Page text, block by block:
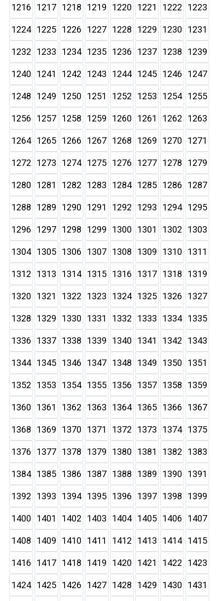
1216 1217 1218 1219 1220 1221 1222 1223
1224 1225 1226 1227 1228 1229 1230 1231
1232 1233 1234 1235 1236 1237 1238 1239
1240 1241 1242 1243 1244 1245 1246 1247
1248 1249 1250 1251 1252 1253 1254 1255
1256 1257 1258 1259 1260 1261 1262 1263
1264 1265 1266 1267 1268 1269 1270 1271
1272 1273 1274 1275 1276 1277 1278 1279
1280 1281 1282 1283 1284 1285 1286 1287
1288 1289 1290 1291 1292 1293 1294 1295
1296 1297 1298 1299 1300 1301 1302 1303
1304 1305 1306 1307 1308 1309 1310 1311
1312 1313 1314 1315 1316 1317 1318 1319
1320 1321 1322 1323 1324 1325 1326 1327
1328 1329 1330 1331 1332 1333 1334 1335
1336 1337 1338 1339 1340 1341 1342 1343
1344 1345 1346 1347 1348 1349 1350 1351
1352 1353 1354 1355 1356 1357 1358 1359
1360 1361 1362 1363 1364 1365 1366 1367
1368 1369 1370 1371 1372 1373 1374 1375
1376 1377 1378 1379 1380 1381 1382 1383
1384 1385 1386 1387 1388 1389 1390 1391
1392 1393 1394 1395 1396 1397 1398 1399
1400 1401 1402 1403 1404 1405 1406 1407
1408 1409 1410 1411 1412 1413 1414 1415
1416 1417 1418 1419 1420 1421 1422 1423
1424 1425 1426 1427 1428 1429 1430 1431